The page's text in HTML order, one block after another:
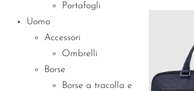
Portafogli
Uomo
Accessori
Ombrelli
Borse
Borse a tracolla e